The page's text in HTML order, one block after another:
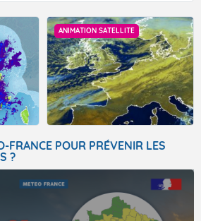
ANIMATION SATELLITE
FRANCE POUR PRÉVENIR LES
?